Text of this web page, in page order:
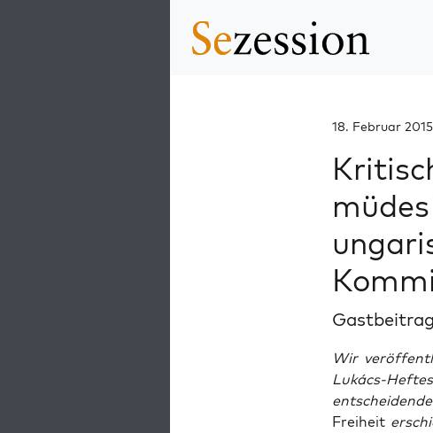
18. Februar 2015
Gastbeitrag
Wir
Lukács-
Freiheit